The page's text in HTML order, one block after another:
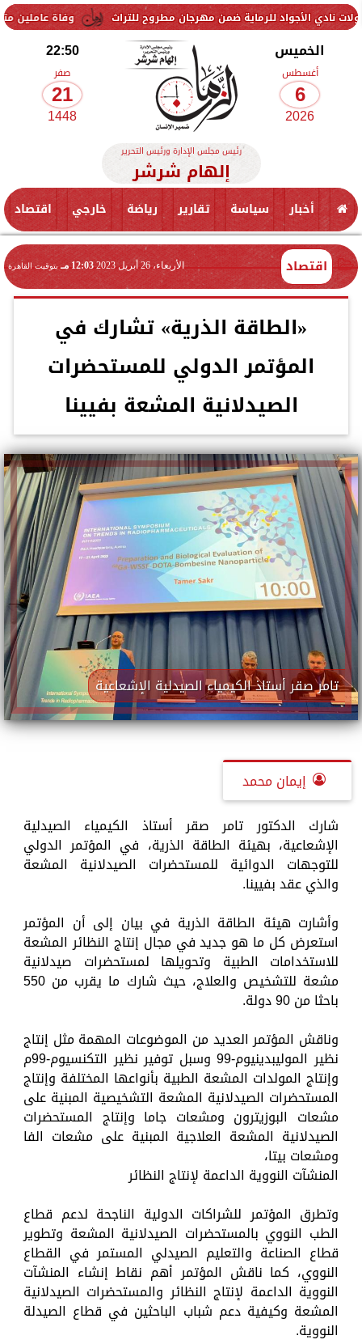
وفاة عاملين متأثرين بإصابتهما للرماية ضمن مهرجان مطروح للتراث
الخميس
أغسطس
6
2026
22:50
صفر
21
1448
رئيس مجلس الإدارة ورئيس التحرير
إلهام شرشر
أخبار سياسة تقارير رياضة خارجي اقتصاد
اقتصاد الأربعاء، 26 أبريل 2023 12:03 مـ بتوقيت القاهرة
«الطاقة الذرية» تشارك في
المؤتمر الدولي للمستحضرات
الصيدلانية المشعة بفيينا
تامر صقر أستاذ الكيمياء الصيدلية الإشعاعية
إيمان محمد
شارك الدكتور تامر صقر أستاذ الكيمياء الصيدلية
الإشعاعية، بهيئة الطاقة الذرية، في المؤتمر الدولي
للتوجهات الدوائية للمستحضرات الصيدلانية المشعة
والذي عقد بفيينا.
وأشارت هيئة الطاقة الذرية في بيان إلى أن المؤتمر
استعرض كل ما هو جديد في مجال إنتاج النظائر المشعة
للاستخدامات الطبية وتحويلها لمستحضرات صيدلانية
مشعة للتشخيص والعلاج، حيث شارك ما يقرب من 550
باحثا من 90 دولة.
وناقش المؤتمر العديد من الموضوعات المهمة مثل إنتاج
نظير الموليبدينيوم-99 وسبل توفير نظير التكنسيوم-99م
وإنتاج المولدات المشعة الطبية بأنواعها المختلفة وإنتاج
المستحضرات الصيدلانية المشعة التشخيصية المبنية على
مشعات البوزيترون ومشعات جاما وإنتاج المستحضرات
الصيدلانية المشعة العلاجية المبنية على مشعات الفا
ومشعات بيتا،
المنشآت النووية الداعمة لإنتاج النظائر
وتطرق المؤتمر للشراكات الدولية الناجحة لدعم قطاع
الطب النووي بالمستحضرات الصيدلانية المشعة وتطوير
قطاع الصناعة والتعليم الصيدلي المستمر في القطاع
النووي، كما ناقش المؤتمر أهم نقاط إنشاء المنشآت
النووية الداعمة لإنتاج النظائر والمستحضرات الصيدلانية
المشعة وكيفية دعم شباب الباحثين في قطاع الصيدلة
النووية.